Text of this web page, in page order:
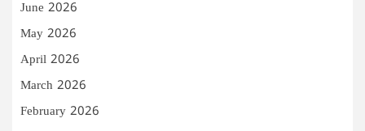
June 2026
May 2026
April 2026
March 2026
February 2026